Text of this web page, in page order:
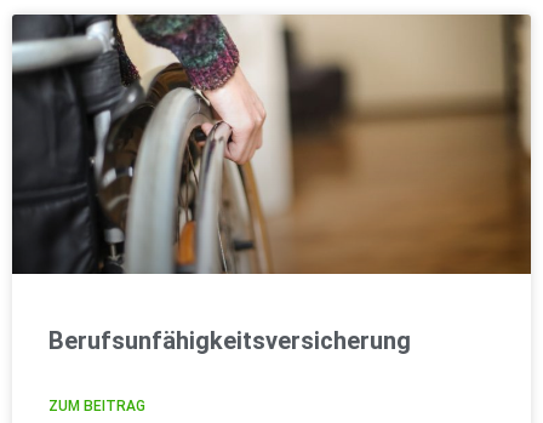
Berufsunfähigkeitsversicherung
ZUM BEITRAG